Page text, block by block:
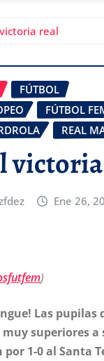
real
FÚTBOL
FÚTBOL
REAL
Ene 26,
)
Las pupilas
superiores a
1-0 al Santa